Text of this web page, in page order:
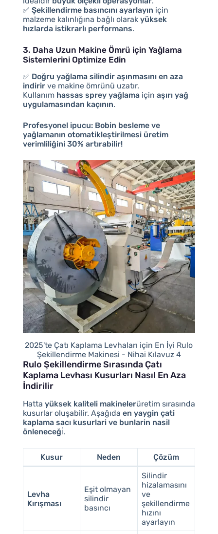
✅ Şekillendirme basıncını ayarlayın için
malzeme kalınlığına bağlı olarak yüksek
hızlarda istikrarlı performans.
3. Daha Uzun Makine Ömrü için Yağlama
Sistemlerini Optimize Edin
✅ Doğru yağlama silindir aşınmasını en aza
indirirve makine ömrünü uzatır.
Kullanım hassas sprey yağlamaiçin aşırı yağ
uygulamasından kaçının.
Profesyonel ipucu: Bobin besleme ve
yağlamanın otomatikleştirilmesi üretim
verimliliğini 30% artırabilir!
2025'te Çatı Kaplama Levhaları için En İyi Rulo
Şekillendirme Makinesi - Nihai Kılavuz 4
Rulo Şekillendirme Sırasında Çatı
Kaplama Levhası Kusurları Nasıl En Aza
İndirilir
Hatta yüksek kaliteli makinelerüretim sırasında
kusurlar oluşabilir. Aşağıda en yaygin çati
kaplama sacı kusurlari ve bunlarin nasil
önleneceği̇.
Kusur Neden Çözüm
Levha
Kırışması
Eşit olmayan
silindir
basıncı
Silindir
hizalamasını
ve
şekillendirme
hızını
ayarlayın